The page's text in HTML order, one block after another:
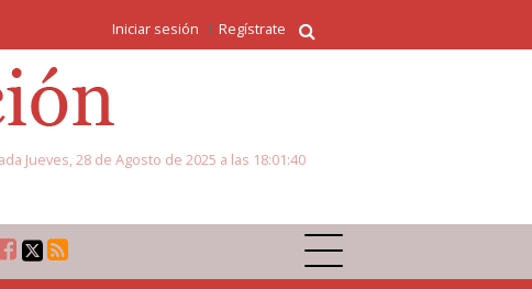
Iniciar sesión Regístrate
Jueves, 28 de Agosto de 2025 a las 18:01:40